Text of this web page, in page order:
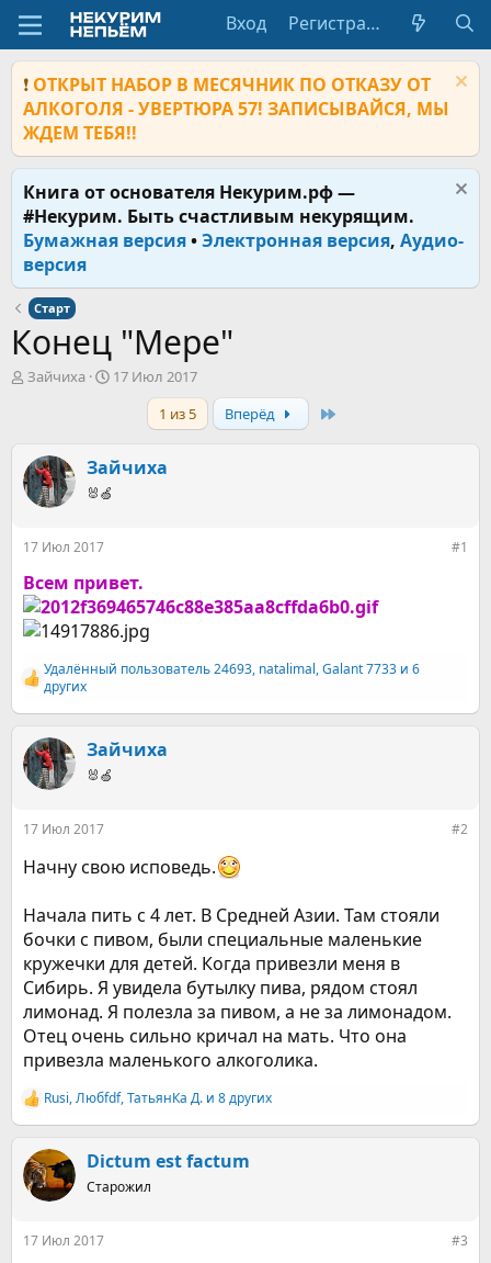
Вход Регистрация
❗ ОТКРЫТ НАБОР В МЕСЯЧНИК ПО ОТКАЗУ ОТ
АЛКОГОЛЯ - УВЕРТЮРА 57! ЗАПИСЫВАЙСЯ, МЫ
ЖДЕМ ТЕБЯ!!
Книга от основателя Некурим.рф —
#Некурим. Быть счастливым некурящим.
Бумажная версия•Электронная версия, Аудио-
версия
Старт
Конец "Мере"
А
т
е
Зайчиха
Д
а
17 Июл 2017
1 из 5
Вперёд
Зайчиха
🐰🍏
17 Июл 2017 #1
Всем привет.
Р
а
ц
и
Удалённый пользователь 24693, natalimal,Galant 7733 и 6
других
Зайчиха
🐰🍏
17 Июл 2017 #2
Начну свою исповедь.
Начала пить с 4 лет. В Средней Азии. Там стояли
бочки с пивом, были специальные маленькие
кружечки для детей. Когда привезли меня в
Сибирь. Я увидела бутылку пива, рядом стоял
лимонад. Я полезла за пивом, а не за лимонадом.
Отец очень сильно кричал на мать. Что она
привезла маленького алкоголика.
Р
е
к
ц
и
Rusi,Любfdf,ТатьянКа Д. и 8 других
Dictum est factum
Старожил
17 Июл 2017 #3